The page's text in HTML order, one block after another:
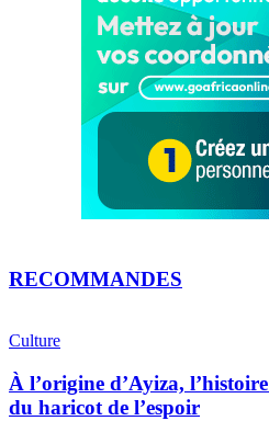
RECOMMANDES
Culture
À l’origine d’Ayiza,
du haricot de l’espoir